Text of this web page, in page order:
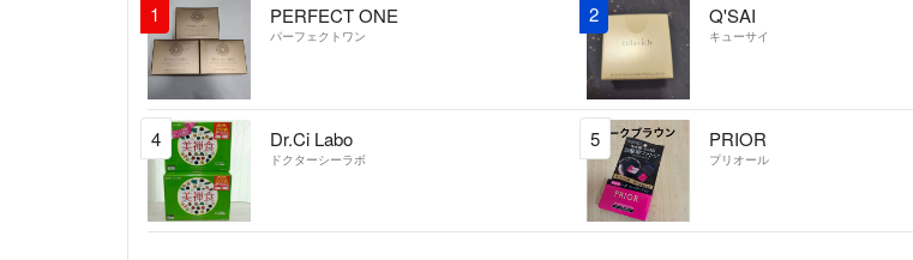
1 PERFECT ONE
パーフェクトワン
2 Q'SAI
キューサイ
4 Dr.Ci Labo
ドクターシーラボ
5 PRIOR
プリオール